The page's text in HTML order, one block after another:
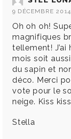
9 DÉCEMBRE
Oh oh oh!
magnifiques
tellement! J’ai
mois soit
du sapin et
déco. Merci
vote pour le
neige. Kiss
Stella